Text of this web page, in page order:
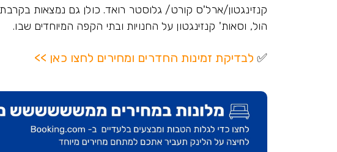
קנזינגטון/ארל'ס קורט/ גלוסטר רואד. כולן גם נמצאות בקרבת
הול, וסאות' קנזינגטון על החנויות ובתי הקפה המיוחדים שבו.
✅ לבדיקת זמינות החדרים ומחירים לחצו כאן >>